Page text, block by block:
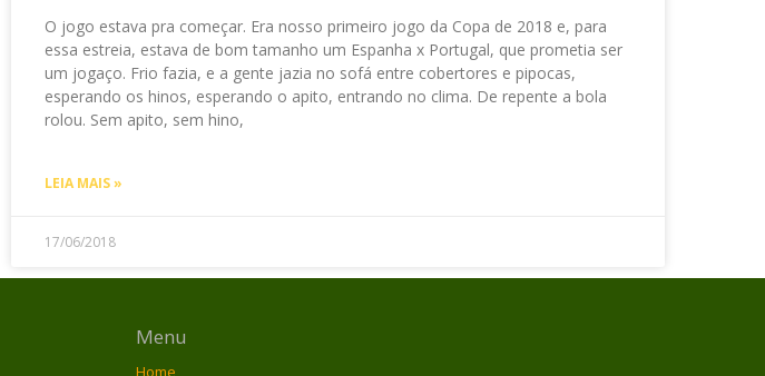
O jogo estava pra começar. Era nosso primeiro jogo da Copa de 2018 e, para
essa estreia, estava de bom tamanho um Espanha x Portugal, que prometia ser
um jogaço. Frio fazia, e a gente jazia no sofá entre cobertores e pipocas,
esperando os hinos, esperando o apito, entrando no clima. De repente a bola
rolou. Sem apito, sem hino,
LEIA MAIS »
17/06/2018
Menu
Home